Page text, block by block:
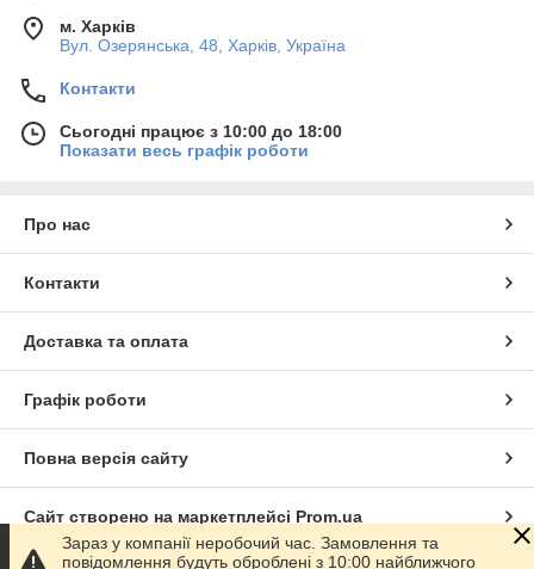
м. Харків
Вул. Озерянська, 48, Харків, Україна
Контакти
Сьогодні працює з 10:00 до 18:00
Показати весь графік роботи
Про нас
Контакти
Доставка та оплата
Графік роботи
Повна версія сайту
Сайт створено на маркетплейсі Prom.ua
Зараз у компанії неробочий час. Замовлення та
повідомлення будуть оброблені з 10:00 найближчого